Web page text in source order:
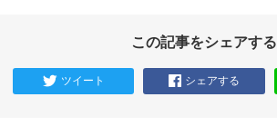
この記事をシェアする
ツイート シェアする